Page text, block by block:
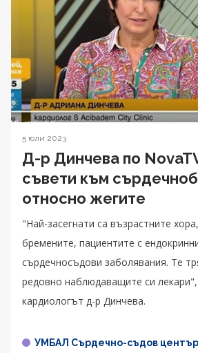
5 юли 2023
Д-р Динчева по
съвети към
относно жегите
"Най-засегнати са възрастните
бремените, пациентите с
сърдечносъдови заболявания. Те
редовно наблюдаващите си
кардиологът д-р Динчева.
УМБАЛ Сърдечно-съдов център